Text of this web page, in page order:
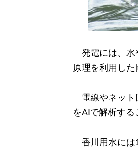
発電には、水
原理を利用した
電線やネット
をAIで解析する
香川用水には